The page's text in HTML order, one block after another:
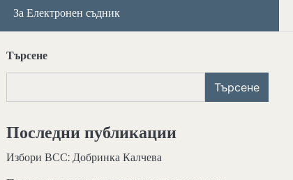
За Електронен съдник
Търсене
Търсене
Последни публикации
Избори ВСС: Добринка Калчева